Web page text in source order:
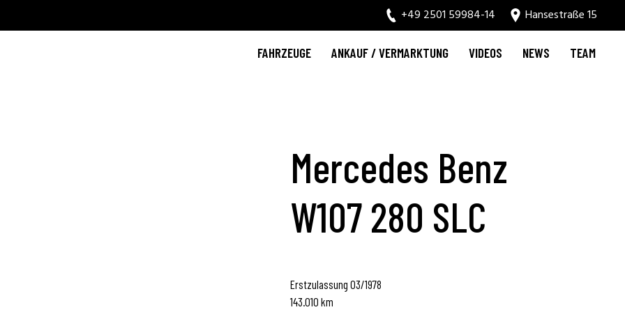
+49 2501 59984-14 Hansestraße 15
FAHRZEUGE ANKAUF / VERMARKTUNG VIDEOS NEWS TEAM
Mercedes Benz
W107 280 SLC
Erstzulassung 03/1978
143.010 km